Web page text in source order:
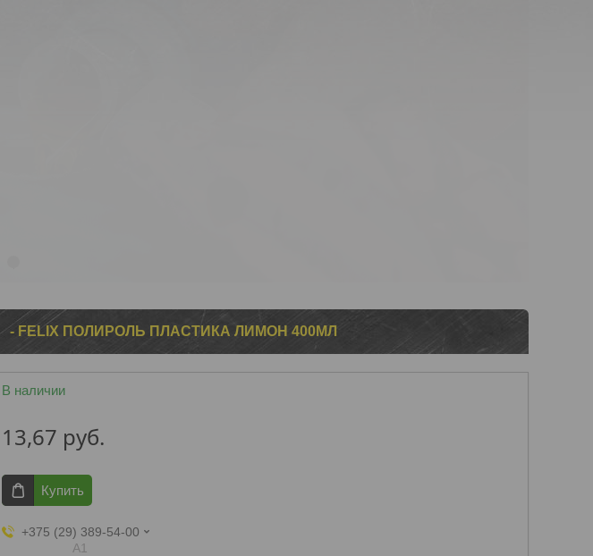
- FELIX ПОЛИРОЛЬ ПЛАСТИКА ЛИМОН 400МЛ
В наличии
13,67 руб.
Купить
+375 (29) 389-54-00
А1